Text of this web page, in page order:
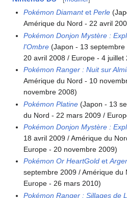
Pokémon DiamantetPerle
Amérique du Nord - 22 avril
Pokémon Donjon Mystère :
l'Ombre (Japon - 13
20 avril 2008 / Europe - 4 juillet
Pokémon Ranger : Nuit sur
Amérique du Nord - 10
novembre 2008)
Pokémon Platine (Japon - 13
du Nord - 22 mars 2009 /
Pokémon Donjon Mystère :
18 avril 2009 / Amérique du
Europe - 20 novembre 2009)
Pokémon Or HeartGold et
septembre 2009 / Amérique du
Europe - 26 mars 2010)
Pokémon Ranger : Sillages de